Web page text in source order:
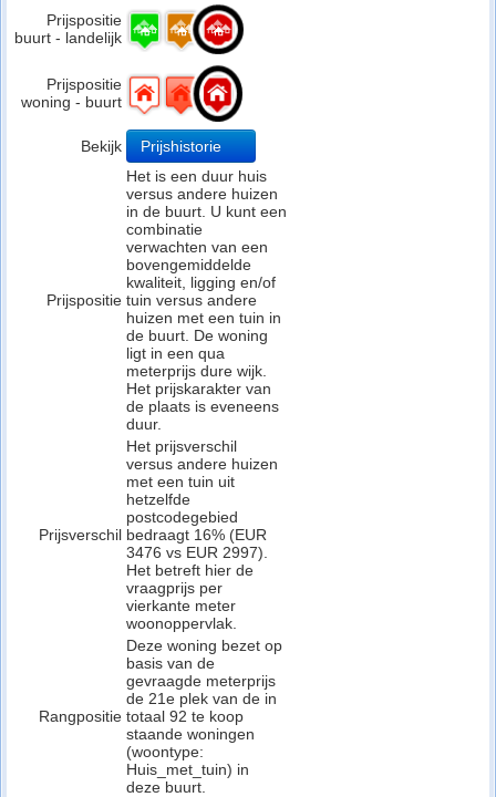
Prijspositie
buurt - landelijk
Prijspositie
woning - buurt
Bekijk Prijshistorie
Prijspositie
Het is een duur huis
versus andere huizen
in de buurt. U kunt een
combinatie
verwachten van een
bovengemiddelde
kwaliteit, ligging en/of
tuin versus andere
huizen met een tuin in
de buurt. De woning
ligt in een qua
meterprijs dure wijk.
Het prijskarakter van
de plaats is eveneens
duur.
Prijsverschil
Het prijsverschil
versus andere huizen
met een tuin uit
hetzelfde
postcodegebied
bedraagt 16% (EUR
3476 vs EUR 2997).
Het betreft hier de
vraagprijs per
vierkante meter
woonoppervlak.
Rangpositie
Deze woning bezet op
basis van de
gevraagde meterprijs
de 21e plek van de in
totaal 92 te koop
staande woningen
(woontype:
Huis_met_tuin) in
deze buurt.